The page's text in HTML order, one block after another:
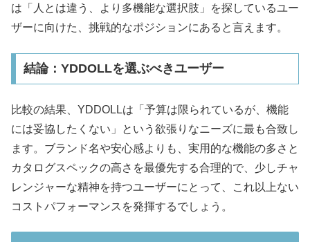
は「人とは違う、より多機能な選択肢」を探しているユー
ザーに向けた、挑戦的なポジションにあると言えます。
結論：YDDOLLを選ぶべきユーザー
比較の結果、YDDOLLは「予算は限られているが、機能
には妥協したくない」という欲張りなニーズに最も合致し
ます。ブランド名や安心感よりも、実用的な機能の多さと
カタログスペックの高さを最優先する合理的で、少しチャ
レンジャーな精神を持つユーザーにとって、これ以上ない
コストパフォーマンスを発揮するでしょう。